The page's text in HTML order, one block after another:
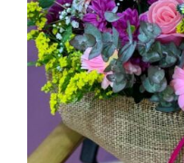
DETALLES